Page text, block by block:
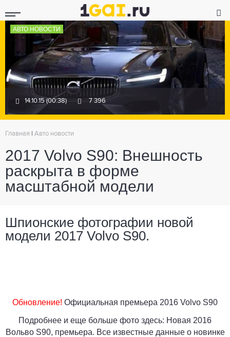
АВТО НОВОСТИ
14.10.15 (00:38) 7 396
Главная Авто новости
2017 Volvo S90: Внешность
раскрыта в форме
масштабной модели
Шпионские фотографии новой
модели 2017 Volvo S90.
Обновление! Официальная премьера 2016 Volvo S90
Подробнее и еще больше фото здесь: Новая 2016
Вольво S90, премьера. Все известные данные о новинке